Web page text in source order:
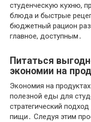
студенческую кухню,
блюда и быстрые
бюджетный рацион
главное, доступным․
Питаться
экономии на
Экономия на
полезной еды для
стратегический
пищи․ Следуя этим